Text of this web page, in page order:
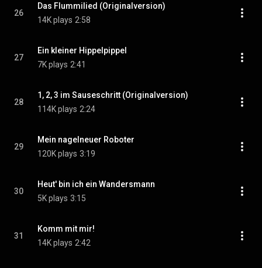
26
Das Flummilied (Originalversion)
14K plays 2:58
27
Ein kleiner Hippelpippel
7K plays 2:41
28
1, 2, 3 im Sauseschritt (Originalversion)
114K plays 2:24
29
Mein nagelneuer Roboter
120K plays 3:19
30
Heut' bin ich ein Wandersmann
5K plays 3:15
31
Komm mit mir!
14K plays 2:42